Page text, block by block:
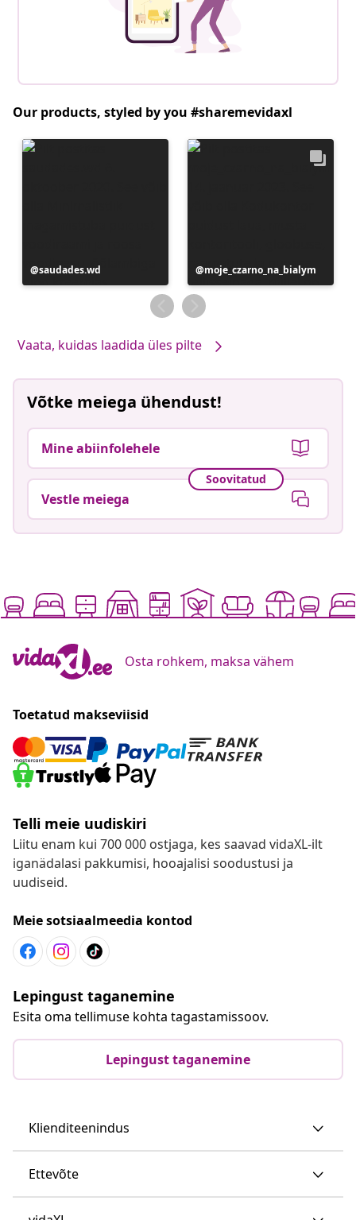
Our products, styled by you #sharemevidaxl
Postitus
avaldatud
saudades.wd
Postitus
avaldatud
moje_czarno_na_bialym
Vaata, kuidas laadida üles pilte
Võtke meiega ühendust!
Mine abiinfolehele
Soovitatud
Vestle meiega
Osta rohkem, maksa vähem
Toetatud makseviisid
Telli meie uudiskiri
Liitu enam kui 700 000 ostjaga, kes saavad vidaXL-ilt
iganädalasi pakkumisi, hooajalisi soodustusi ja
uudiseid.
Meie sotsiaalmeedia kontod
Lepingust taganemine
Esita oma tellimuse kohta tagastamissoov.
Lepingust taganemine
Klienditeenindus
Ettevõte